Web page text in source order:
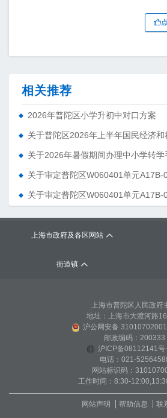
相关推荐
2026年普陀区小学升初中对口方案
关于2026年暑假期间办理中小学转学
上海市政府及各区网站
街道镇
上海市普陀区人民政府
地址：上海市大渡河路
沪公网安备
邮政编码：200333
沪ICP备08112141号
电话：021-
网站标识码：
工作时间：8:30-
网站声明 帮助信息 联